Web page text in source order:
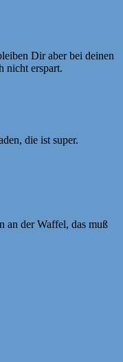
Dir aber bei deinen
nicht erspart.
die ist super.
an der Waffel, das muß